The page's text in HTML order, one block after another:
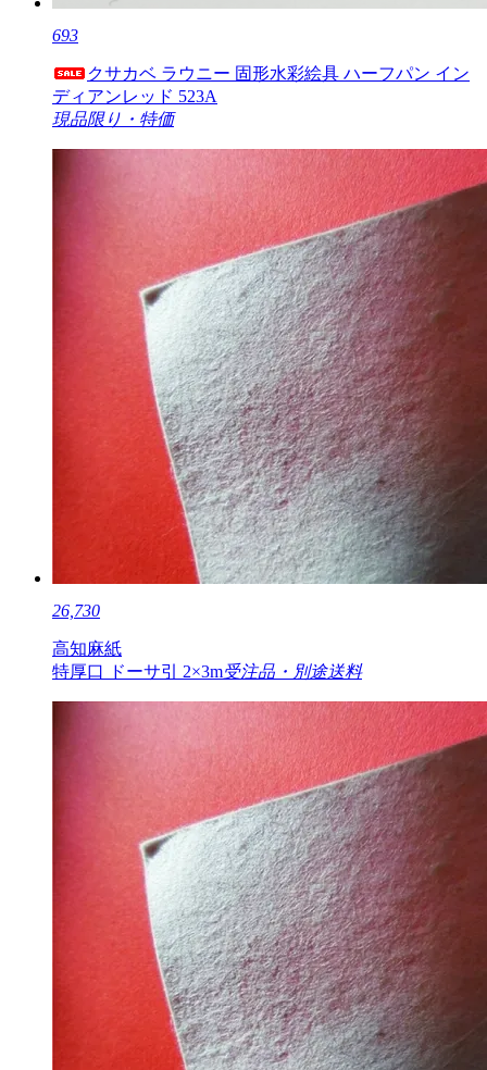
693
クサカベ ラウニー 固形水彩絵具 ハーフパン イン
ディアンレッド 523A
現品限り・特価
26,730
高知麻紙
特厚口 ドーサ引 2×3m受注品・別途送料